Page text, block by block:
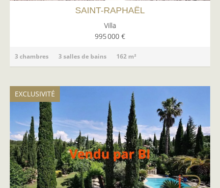
SAINT-RAPHAËL
Villa
995 000 €
3 chambres 3 salles de bains 162 m²
EXCLUSIVITÉ